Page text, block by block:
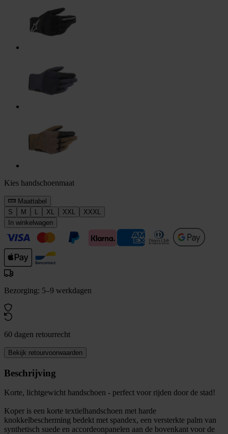
Kies handschoenmaat
Maattabel
S
M XL XXL
XXXL
In winkelwagen
Bezorging: 5–9 werkdagen
60 dagen retourrecht
Bekijk retourvoorwaarden
Beschrijving
Korte, lichtgewicht handschoen - perfect voor rijden door de stad!
Koper is een korte textielhandschoen met harde
knokkelbescherming bedekt met spandex, een versterkte palm van
synthetisch suede en accordeonpanelen aan de bovenkant voor de